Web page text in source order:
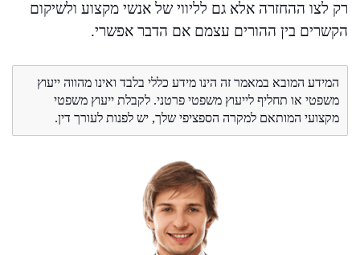
רק לצו ההחזרה אלא גם לליווי של אנשי מקצוע ולשיקום
הקשרים בין ההורים עצמם אם הדבר אפשרי.
המידע המובא במאמר זה הינו מידע כללי בלבד ואינו מהווה ייעוץ
משפטי או תחליף לייעוץ משפטי פרטני. לקבלת ייעוץ משפטי
מקצועי המותאם למקרה הספציפי שלך, יש לפנות לעורך דין.